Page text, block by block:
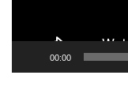
00:00